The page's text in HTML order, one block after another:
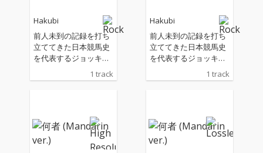
Hakubi
前人未到の記録を打ち
立ててきた日本競馬史
を代表するジョッキ
40年を記念して開催さ
るムービー『The Derb
y Dream Goes ON〜鳴
りやまないダービーの
1 track
Hakubi
前人未到の記録を打ち
立ててきた日本競馬史
を代表するジョッキ
ー・武豊の、デビュー
40年を記念して開催さ
るムービー『The Derb
y Dream Goes ON〜鳴
りやまないダービーの
1 track